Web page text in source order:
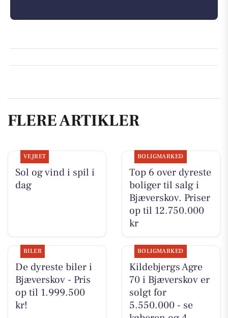
FLERE ARTIKLER
VEJRET
Sol og vind i spil i
dag
BOLIGMARKED
Top 6 over dyreste
boliger til salg i
Bjæverskov. Priser
op til 12.750.000
kr
BILER
De dyreste biler i
Bjæverskov - Pris
op til 1.999.500
kr!
BOLIGMARKED
Kildebjergs Agre
70 i Bjæverskov er
solgt for
5.550.000 - se